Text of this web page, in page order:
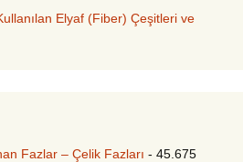
Elyaf (Fiber) Çeşitleri ve
Fazlar – Çelik Fazları - 45.675